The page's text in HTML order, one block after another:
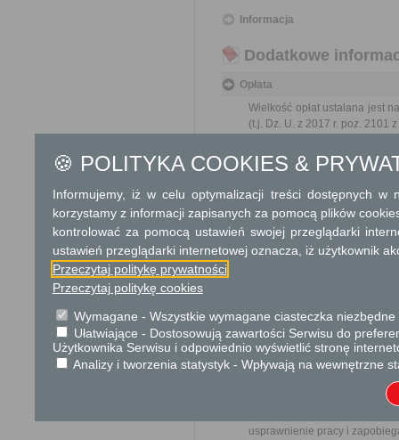
Informacja
Dodatkowe
Opłata
Wielkość opłat ustalana jest
(t.j. Dz. U. z 2017 r. poz. 2101
150 zł - za jeden rodzaj
105 zł - (150 zł x 0,7) za
Opłata za uzgodnienie
105 zł – (150 zł x 0,7)
73,50 zł – (150,00 x
17 zł opłata
Skargi i wnioski
Przedmiotem skargi może
ich pracowników, naruszenie
usprawnienie pracy i
🍪 POLITYKA COOKIES &
Informujemy, iż w celu optymalizacji treści dostępnych w
korzystamy z informacji zapisanych za pomocą plików
kontrolować za pomocą ustawień swojej przeglądarki
ustawień przeglądarki internetowej oznacza, iż użytkownik
Przeczytaj politykę prywatności
Przeczytaj politykę cookies
Wymagane - Wszystkie wymagane ciasteczka
Ułatwiające - Dostosowują zawartości Serwisu do
Użytkownika Serwisu i odpowiednio wyświetlić stronę
Analizy i tworzenia statystyk - Wpływają na wewnętrzne